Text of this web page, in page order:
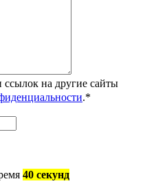
ссылок на другие сайты
.*
40 секунд